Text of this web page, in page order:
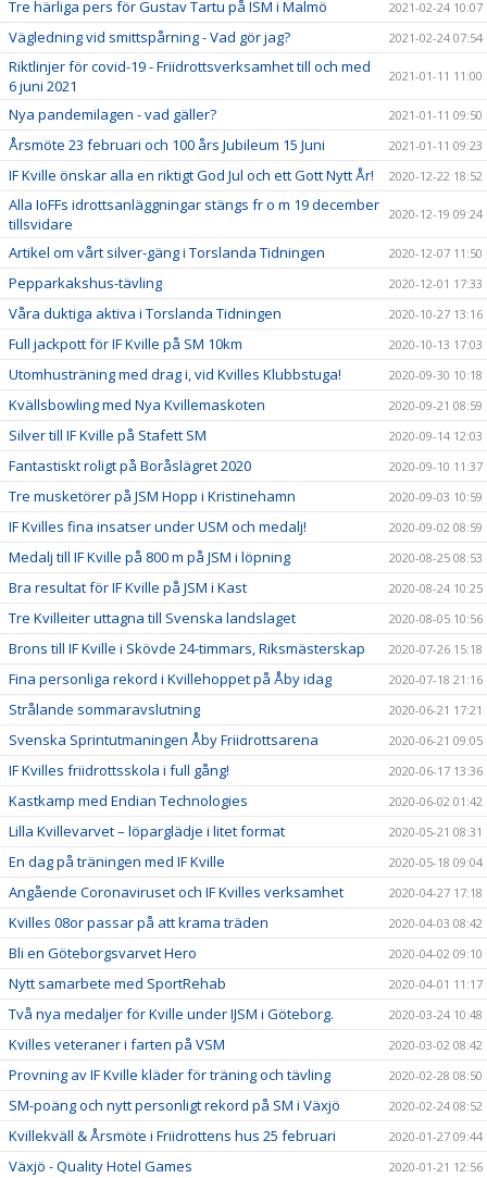
Tre härliga pers för Gustav Tartu på ISM i Malmö 2021-02-24 10:07
Vägledning vid smittspårning - Vad gör jag? 2021-02-24 07:54
Riktlinjer för covid-19 - Friidrottsverksamhet till och med
6 juni 2021
2021-01-11 11:00
Nya pandemilagen - vad gäller? 2021-01-11 09:50
Årsmöte 23 februari och 100 års Jubileum 15 Juni 2021-01-11 09:23
IF Kville önskar alla en riktigt God Jul och ett Gott Nytt År! 2020-12-22 18:52
Alla IoFFs idrottsanläggningar stängs fr o m 19 december
tillsvidare
2020-12-19 09:24
Artikel om vårt silver-gäng i Torslanda Tidningen 2020-12-07 11:50
Pepparkakshus-tävling 2020-12-01 17:33
Våra duktiga aktiva i Torslanda Tidningen 2020-10-27 13:16
Full jackpott för IF Kville på SM 10km 2020-10-13 17:03
Utomhusträning med drag i, vid Kvilles Klubbstuga! 2020-09-30 10:18
Kvällsbowling med Nya Kvillemaskoten 2020-09-21 08:59
Silver till IF Kville på Stafett SM 2020-09-14 12:03
Fantastiskt roligt på Boråslägret 2020 2020-09-10 11:37
Tre musketörer på JSM Hopp i Kristinehamn 2020-09-03 10:59
IF Kvilles fina insatser under USM och medalj! 2020-09-02 08:59
Medalj till IF Kville på 800 m på JSM i löpning 2020-08-25 08:53
Bra resultat för IF Kville på JSM i Kast 2020-08-24 10:25
Tre Kvilleiter uttagna till Svenska landslaget 2020-08-05 10:56
Brons till IF Kville i Skövde 24-timmars, Riksmästerskap 2020-07-26 15:18
Fina personliga rekord i Kvillehoppet på Åby idag 2020-07-18 21:16
Strålande sommaravslutning 2020-06-21 17:21
Svenska Sprintutmaningen Åby Friidrottsarena 2020-06-21 09:05
IF Kvilles friidrottsskola i full gång! 2020-06-17 13:36
Kastkamp med Endian Technologies 2020-06-02 01:42
Lilla Kvillevarvet – löparglädje i litet format 2020-05-21 08:31
En dag på träningen med IF Kville 2020-05-18 09:04
Angående Coronaviruset och IF Kvilles verksamhet 2020-04-27 17:18
Kvilles 08or passar på att krama träden 2020-04-03 08:42
Bli en Göteborgsvarvet Hero 2020-04-02 09:10
Nytt samarbete med SportRehab 2020-04-01 11:17
Två nya medaljer för Kville under IJSM i Göteborg. 2020-03-24 10:48
Kvilles veteraner i farten på VSM 2020-03-02 08:42
Provning av IF Kville kläder för träning och tävling 2020-02-28 08:50
SM-poäng och nytt personligt rekord på SM i Växjö 2020-02-24 08:52
Kvillekväll & Årsmöte i Friidrottens hus 25 februari 2020-01-27 09:44
Växjö - Quality Hotel Games 2020-01-21 12:56